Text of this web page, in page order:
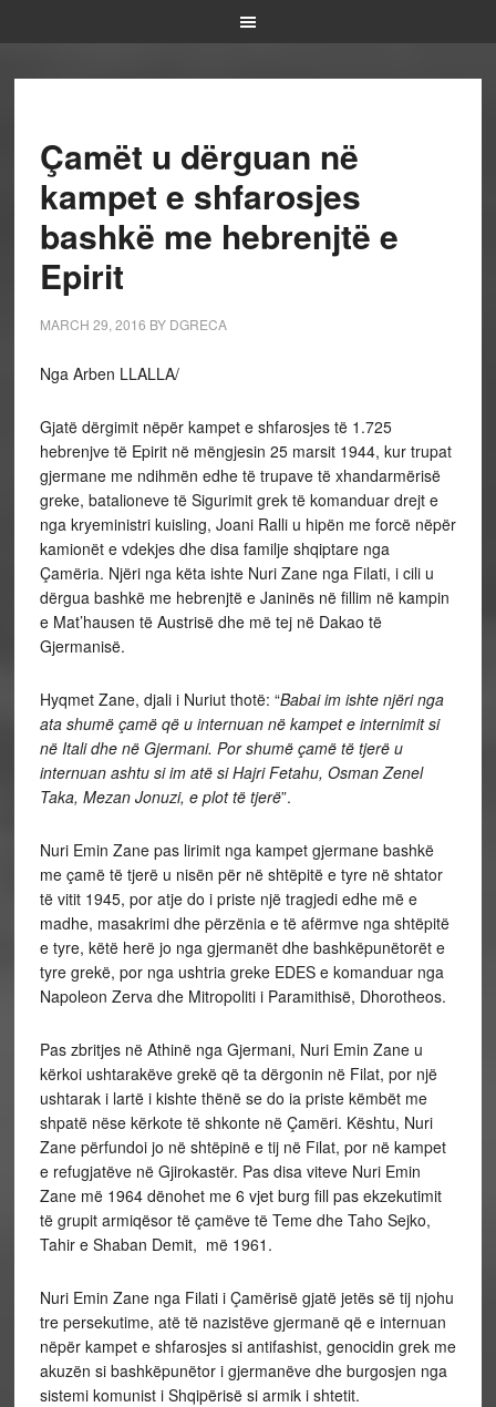
Çamët u dërguan në
kampet e shfarosjes
bashkë me hebrenjtë e
Epirit
MARCH 29, 2016 BY DGRECA
Nga Arben LLALLA/
Gjatë dërgimit nëpër kampet e shfarosjes të 1.725
hebrenjve të Epirit në mëngjesin 25 marsit 1944, kur trupat
gjermane me ndihmën edhe të trupave të xhandarmërisë
greke, batalioneve të Sigurimit grek të komanduar drejt e
nga kryeministri kuisling, Joani Ralli u hipën me forcë nëpër
kamionët e vdekjes dhe disa familje shqiptare nga
Çamëria. Njëri nga këta ishte Nuri Zane nga Filati, i cili u
dërgua bashkë me hebrenjtë e Janinës në fillim në kampin
e Mat’hausen të Austrisë dhe më tej në Dakao të
Gjermanisë.
Hyqmet Zane, djali i Nuriut thotë: “Babai im ishte njëri nga
ata shumë çamë që u internuan në kampet e internimit si
në Itali dhe në Gjermani. Por shumë çamë të tjerë u
internuan ashtu si im atë si Hajri Fetahu, Osman Zenel
Taka, Mezan Jonuzi, e plot të tjerë”.
Nuri Emin Zane pas lirimit nga kampet gjermane bashkë
me çamë të tjerë u nisën për në shtëpitë e tyre në shtator
të vitit 1945, por atje do i priste një tragjedi edhe më e
madhe, masakrimi dhe përzënia e të afërmve nga shtëpitë
e tyre, këtë herë jo nga gjermanët dhe bashkëpunëtorët e
tyre grekë, por nga ushtria greke EDES e komanduar nga
Napoleon Zerva dhe Mitropoliti i Paramithisë, Dhorotheos.
Pas zbritjes në Athinë nga Gjermani, Nuri Emin Zane u
kërkoi ushtarakëve grekë që ta dërgonin në Filat, por një
ushtarak i lartë i kishte thënë se do ia priste këmbët me
shpatë nëse kërkote të shkonte në Çamëri. Kështu, Nuri
Zane përfundoi jo në shtëpinë e tij në Filat, por në kampet
e refugjatëve në Gjirokastër. Pas disa viteve Nuri Emin
Zane më 1964 dënohet me 6 vjet burg fill pas ekzekutimit
të grupit armiqësor të çamëve të Teme dhe Taho Sejko,
Tahir e Shaban Demit, më 1961.
Nuri Emin Zane nga Filati i Çamërisë gjatë jetës së tij njohu
tre persekutime, atë të nazistëve gjermanë që e internuan
nëpër kampet e shfarosjes si antifashist, genocidin grek me
akuzën si bashkëpunëtor i gjermanëve dhe burgosjen nga
sistemi komunist i Shqipërisë si armik i shtetit.